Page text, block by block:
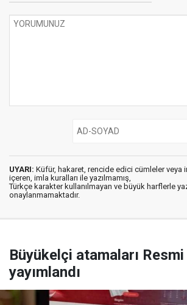
UYARI: Küfür, hakaret, rencide edici cümleler veya
içeren, imla kuralları ile yazılmamış,
Türkçe karakter kullanılmayan ve büyük harflerle
onaylanmamaktadır.
Büyükelçi atamaları
yayımlandı